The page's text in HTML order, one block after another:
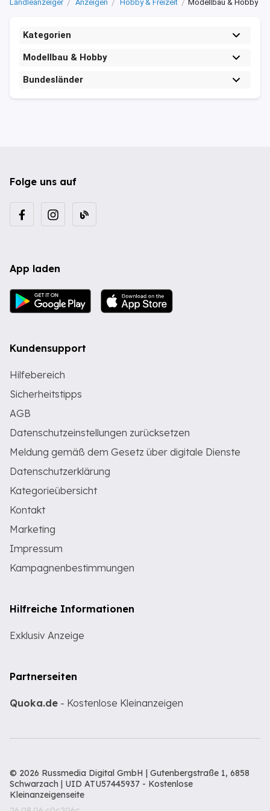
Ländleanzeiger Anzeigen Hobby & Freizeit Modellbau & Hobby
Kategorien
Modellbau & Hobby
Bundesländer
Folge uns auf
App laden
Kundensupport
Hilfebereich
Sicherheitstipps
AGB
Datenschutzeinstellungen zurücksetzen
Meldung gemäß dem Gesetz über digitale Dienste
Datenschutzerklärung
Kategorieübersicht
Kontakt
Marketing
Impressum
Kampagnenbestimmungen
Hilfreiche Informationen
Exklusiv Anzeige
Partnerseiten
Quoka.de - Kostenlose Kleinanzeigen
© 2026 Russmedia Digital GmbH | Gutenbergstraße 1, 6858
Schwarzach | UID ATU57445937 - Kostenlose
Kleinanzeigenseite